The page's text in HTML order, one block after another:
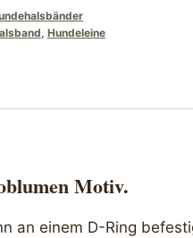
, Hundeleine
Motiv.
an einem D-Ring